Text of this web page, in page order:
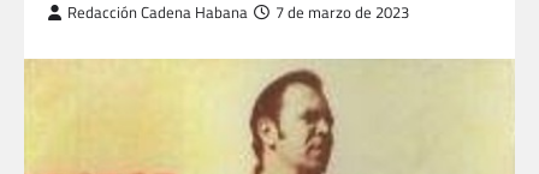
Redacción Cadena Habana 7 de marzo de 2023